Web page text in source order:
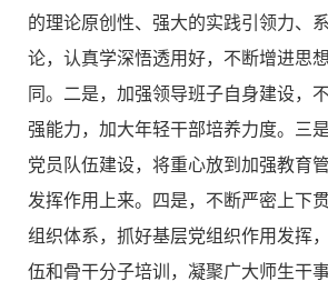
的理论原创性、强大的实践引领力、
论，认真学深悟透用好，不断增进思
同。二是，加强领导班子自身建设，
强能力，加大年轻干部培养力度。三
党员队伍建设，将重心放到加强教育
发挥作用上来。四是，不断严密上下
组织体系，抓好基层党组织作用发挥
伍和骨干分子培训，凝聚广大师生干